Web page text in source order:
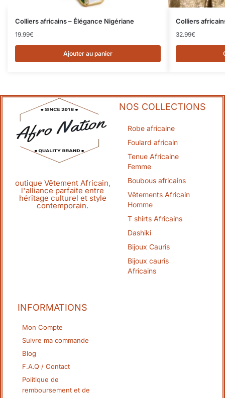
Colliers africains – Élégance Nigériane
19.99€
Ajouter au panier
Colliers
32.99€
outique Vêtement Africain,
l'alliance parfaite entre
héritage culturel et style
contemporain.
NOS COLLECTIONS
Robe africaine
Foulard africain
Tenue Africaine
Femme
Boubous africains
Vêtements Africain
Homme
T shirts Africains
Dashiki
Bijoux Cauris
Bijoux cauris
Africains
INFORMATIONS
Mon Compte
Suivre ma commande
Blog
F.A.Q / Contact
Politique de
remboursement et de